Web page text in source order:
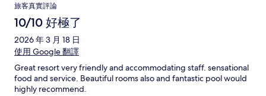
旅客真實評論
10/10 好極了
2026 年 3 月 18 日
使用 Google 翻譯
Great resort very friendly and accommodating staff. sensational
food and service. Beautiful rooms also and fantastic pool would
highly recommend.